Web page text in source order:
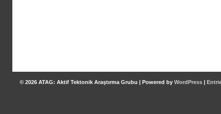
© 2026 ATAG: Aktif Tektonik Araştırma Grubu | Powered by WordPress |